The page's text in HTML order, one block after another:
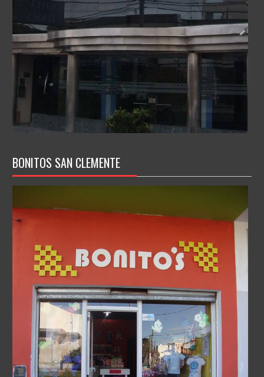
BONITOS SAN CLEMENTE